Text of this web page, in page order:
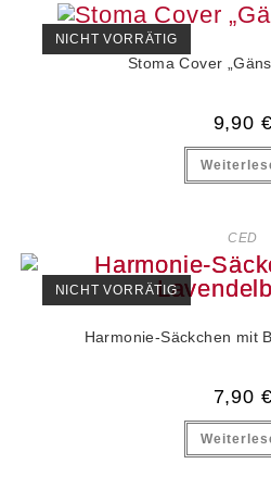
NICHT VORRÄTIG
Stoma Cover
9,90 €
CED
NICHT VORRÄTIG
Harmonie-Säckchen mit
7,90 €